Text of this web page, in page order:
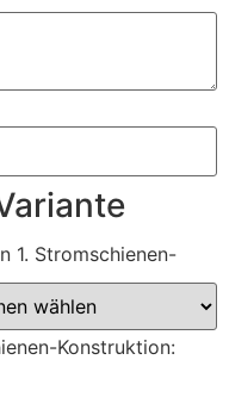
1. Stromschienen-
Konstruktion: